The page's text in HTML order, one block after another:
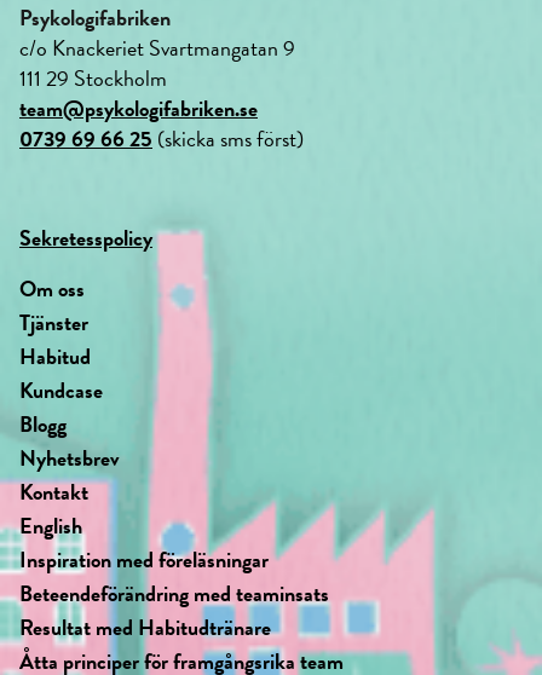
Psykologifabriken
c/o Knackeriet Svartmangatan 9
111 29 Stockholm
team@psykologifabriken.se
0739 69 66 25 (skicka sms först)
Sekretesspolicy
Om oss
Tjänster
Habitud
Kundcase
Blogg
Nyhetsbrev
Kontakt
English
Inspiration med föreläsningar
Beteendeförändring med teaminsats
Resultat med Habitudtränare
Åtta principer för framgångsrika team